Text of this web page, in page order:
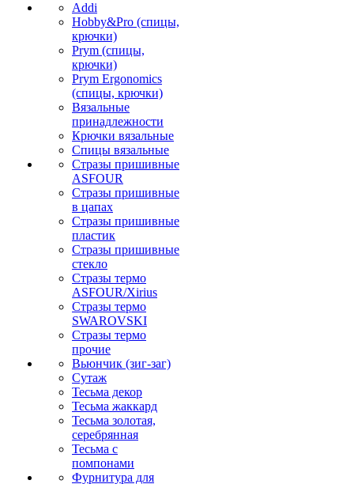
Addi
Hobby&Pro (спицы,
крючки)
Prym (спицы,
крючки)
Prym Ergonomics
(спицы, крючки)
Вязальные
принадлежности
Крючки вязальные
Спицы вязальные
Стразы пришивные
ASFOUR
Стразы пришивные
в цапах
Стразы пришивные
пластик
Стразы пришивные
стекло
Стразы термо
ASFOUR/Xirius
Стразы термо
SWAROVSKI
Стразы термо
прочие
Вьюнчик (зиг-заг)
Сутаж
Тесьма декор
Тесьма жаккард
Тесьма золотая,
серебрянная
Тесьма с
помпонами
Фурнитура для